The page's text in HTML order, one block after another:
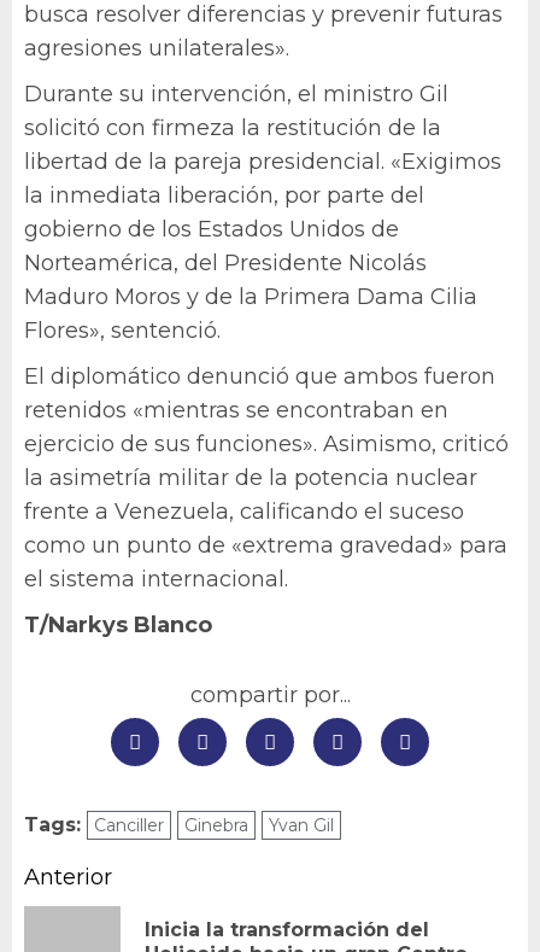
busca resolver diferencias y prevenir futuras
agresiones unilaterales».
Durante su intervención, el ministro Gil
solicitó con firmeza la restitución de la
libertad de la pareja presidencial. «Exigimos
la inmediata liberación, por parte del
gobierno de los Estados Unidos de
Norteamérica, del Presidente Nicolás
Maduro Moros y de la Primera Dama Cilia
Flores», sentenció.
El diplomático denunció que ambos fueron
retenidos «mientras se encontraban en
ejercicio de sus funciones». Asimismo, criticó
la asimetría militar de la potencia nuclear
frente a Venezuela, calificando el suceso
como un punto de «extrema gravedad» para
el sistema internacional.
T/Narkys Blanco
compartir por...
Tags: Canciller Ginebra Yvan Gil
Navegación
Anterior
Inicia la transformación del